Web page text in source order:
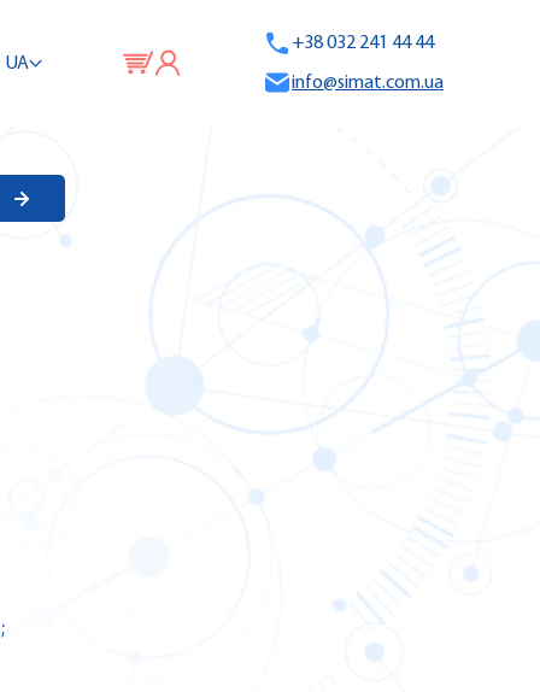
UA
+38 032 241 44 44
info@simat.com.ua